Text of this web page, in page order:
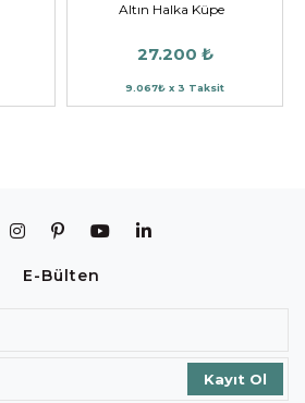
Altın Halka Küpe
27.200 ₺
9.067₺ x 3 Taksit
E-Bülten